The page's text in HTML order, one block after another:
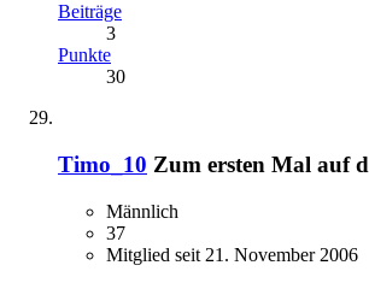
Beiträge
3
Punkte
30
Timo_10 Zum ersten Mal auf
Männlich
37
Mitglied seit 21. November 2006